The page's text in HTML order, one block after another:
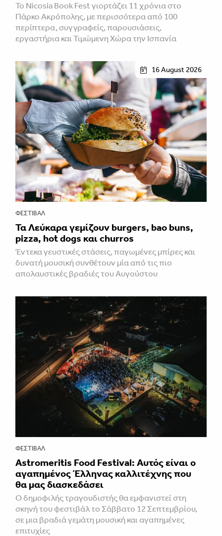
Το Nicosia Book Fest γιορτάζει 11 χρόνια στο
Πάρκο Ακρόπολης, με περισσότερα από 100
περίπτερα, συγγραφείς, παρουσιάσεις,
εργαστήρια και Τιμώμενη Χώρα την Ισπανία
16 August 2026
ΦΕΣΤΙΒΑΛ
Τα Λεύκαρα γεμίζουν burgers, bao buns,
pizza, hot dogs και churros
Έντεκα γευστικές στάσεις, παγωμένες μπίρες και
δυνατή μουσική συνθέτουν μία από τις πιο
απολαυστικές βραδιές του Αυγούστου
ΦΕΣΤΙΒΑΛ
Astromeritis Food Festival: Αυτός είναι ο
αγαπημένος Έλληνας καλλιτέχνης που
θα μας διασκεδάσει
Ο δημοφιλής τραγουδιστής θα εμφανιστεί στη
σκηνή του φεστιβάλ το Σάββατο 12 Σεπτεμβρίου,
σε μια βραδιά γεμάτη μουσική και αγαπημένες
επιτυχίες